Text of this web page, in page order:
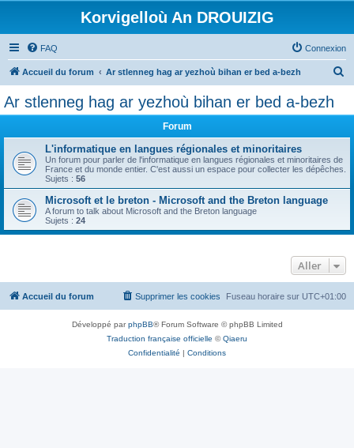
Korvigelloù An DROUIZIG
FAQ Connexion
Accueil du forum Ar stlenneg hag ar yezhoù bihan er bed a-bezh
Ar stlenneg hag ar yezhoù bihan er bed a-bezh
Forum
L'informatique en langues régionales et minoritaires
Un forum pour parler de l'informatique en langues régionales et minoritaires de
France et du monde entier. C'est aussi un espace pour collecter les dépêches.
Sujets : 56
Microsoft et le breton - Microsoft and the Breton language
A forum to talk about Microsoft and the Breton language
Sujets : 24
Aller
Accueil du forum Fuseau horaire sur UTC+01:00
Supprimer les cookies
Développé parphpBB® Forum Software © phpBB Limited
Traduction française officielle ©Qiaeru
Confidentialité | Conditions